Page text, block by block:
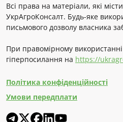
Всі права на матеріали, які
УкрАгроКонсалт. Будь-яке
письмового дозволу власника
При правомірному використанні
гіперпосилання на https://
Політика конфіденційності
Умови передплати